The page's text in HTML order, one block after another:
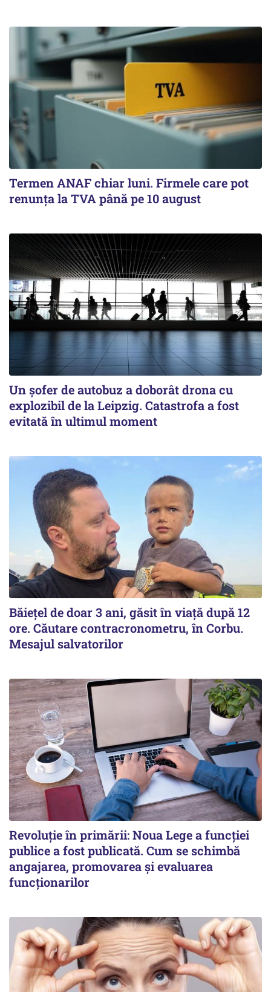
Termen ANAF chiar luni. Firmele care pot
renunța la TVA până pe 10 august
Un șofer de autobuz a doborât drona cu
explozibil de la Leipzig. Catastrofa a fost
evitată în ultimul moment
Băiețel de doar 3 ani, găsit în viață după 12
ore. Căutare contracronometru, în Corbu.
Mesajul salvatorilor
Revoluție în primării: Noua Lege a funcției
publice a fost publicată. Cum se schimbă
angajarea, promovarea și evaluarea
funcționarilor